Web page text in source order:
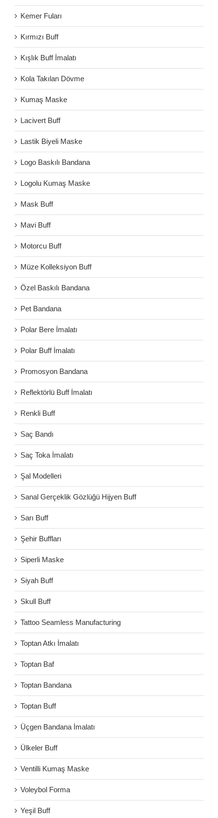
Kemer Fuları
Kırmızı Buff
Kışlık Buff İmalatı
Kola Takılan Dövme
Kumaş Maske
Lacivert Buff
Lastik Biyeli Maske
Logo Baskılı Bandana
Logolu Kumaş Maske
Mask Buff
Mavi Buff
Motorcu Buff
Müze Kolleksiyon Buff
Özel Baskılı Bandana
Pet Bandana
Polar Bere İmalatı
Polar Buff İmalatı
Promosyon Bandana
Reflektörlü Buff İmalatı
Renkli Buff
Saç Bandı
Saç Toka İmalatı
Şal Modelleri
Sanal Gerçeklik Gözlüğü Hijyen Buff
Sarı Buff
Şehir Buffları
Siperli Maske
Siyah Buff
Skull Buff
Tattoo Seamless Manufacturing
Toptan Atkı İmalatı
Toptan Baf
Toptan Bandana
Toptan Buff
Üçgen Bandana İmalatı
Ülkeler Buff
Ventilli Kumaş Maske
Voleybol Forma
Yeşil Buff